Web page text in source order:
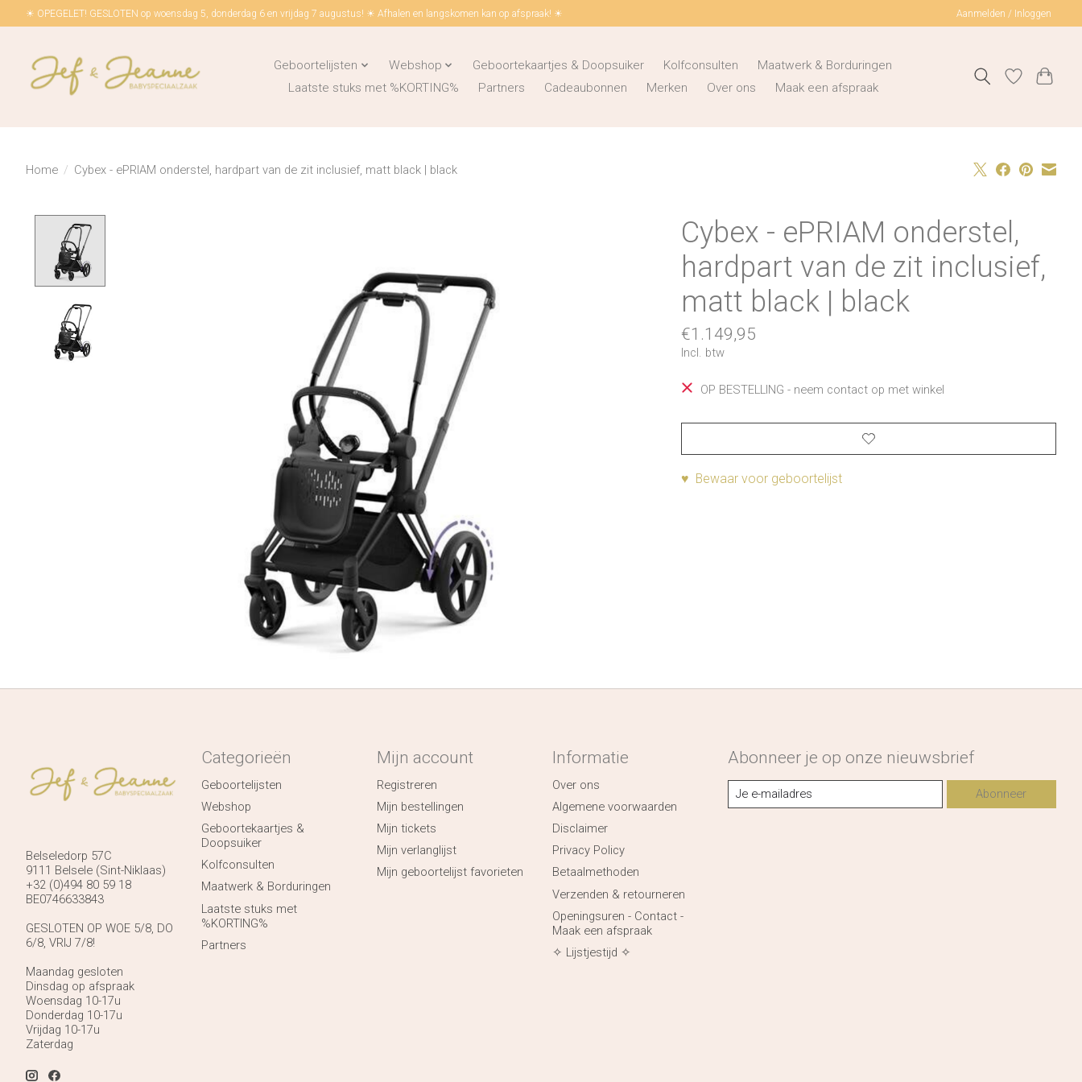
☀ OPEGELET! GESLOTEN op woensdag 5, donderdag 6 en vrijdag 7 augustus! ☀ Afhalen en langskomen kan op afspraak! ☀ Aanmelden / Inloggen
Geboortelijsten Webshop Geboortekaartjes & Doopsuiker Kolfconsulten
Maatwerk & Borduringen
Laatste stuks met %KORTING%
Partners Cadeaubonnen Merken Over ons Maak een afspraak
Home / Cybex - ePRIAM onderstel, hardpart van de zit inclusief, matt black | black
Cybex - ePRIAM onderstel,
hardpart van de zit inclusief,
matt black | black
€1.149,95
Incl. btw
OP BESTELLING - neem contact op met winkel
♥ Bewaar voor geboortelijst
Belseledorp 57C
9111 Belsele (Sint-Niklaas)
+32 (0)494 80 59 18
BE0746633843
GESLOTEN OP WOE 5/8, DO
6/8, VRIJ 7/8!
Maandag gesloten
Dinsdag op afspraak
Woensdag 10-17u
Donderdag 10-17u
Vrijdag 10-17u
Zaterdag
Categorieën
Geboortelijsten
Webshop
Geboortekaartjes &
Doopsuiker
Kolfconsulten
Maatwerk & Borduringen
Laatste stuks met
%KORTING%
Partners
Mijn account
Registreren
Mijn bestellingen
Mijn tickets
Mijn verlanglijst
Mijn geboortelijst favorieten
Informatie
Over ons
Algemene voorwaarden
Disclaimer
Privacy Policy
Betaalmethoden
Verzenden & retourneren
Openingsuren - Contact -
Maak een afspraak
✧ Lijstjestijd ✧
Abonneer je op onze nieuwsbrief
Abonneer